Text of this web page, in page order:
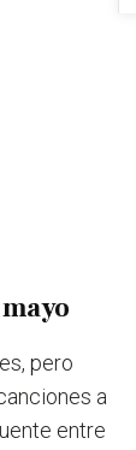
pero
a
entre